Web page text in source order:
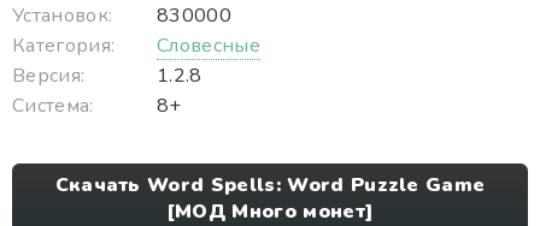
Установок:
830000
Категория:
Словесные
Версия:
1.2.8
Система:
8+
Скачать Word Spells: Word Puzzle Game
[МОД Много монет]